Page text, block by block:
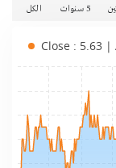
5 سنوات الكل
Close : 5.63 |